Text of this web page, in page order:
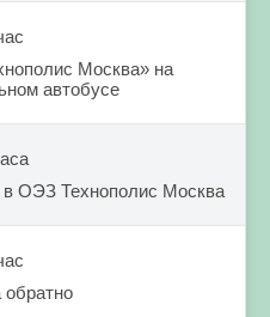
Москва» на
автобусе
в ОЭЗ Технополис Москва
обратно